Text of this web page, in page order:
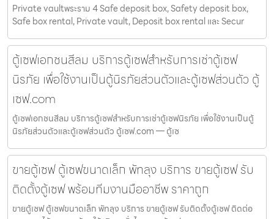
Private vaultพระราม 4 Safe deposit box, Safety deposit box,
Safe box rental, Private vault, Deposit box rental และ Secur
ตู้เซฟเอกชนสีลม บริการตู้เซฟสำหรับการเช่าตู้เซฟ
นิรภัย เพื่อใช้งานเป็นตู้นิรภัยส่วนตัวและตู้เซฟส่วนตัว ตู้
เซฟ.com
ตู้เซฟเอกชนสีลม บริการตู้เซฟสำหรับการเช่าตู้เซฟนิรภัย เพื่อใช้งานเป็นตู้
นิรภัยส่วนตัวและตู้เซฟส่วนตัว ตู้เซฟ.com — ตู้เซ
ขายตู้เซฟ ตู้เซฟขนาดเล็ก พัทลุง บริการ ขายตู้เซฟ รับ
ติดตั้งตู้เซฟ พร้อมทีมงานมืออาชีพ ราคาถูก
ขายตู้เซฟ ตู้เซฟขนาดเล็ก พัทลุง บริการ ขายตู้เซฟ รับติดตั้งตู้เซฟ ติดต่อ